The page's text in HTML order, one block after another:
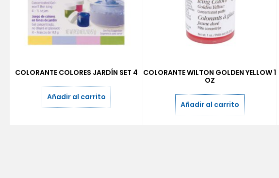
COLORANTE COLORES JARDÍN SET 4
Añadir al carrito
COLORANTE WILTON GOLDEN YELLOW 1
OZ
Añadir al carrito